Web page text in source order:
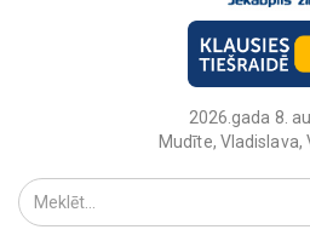
2026.gada 8.
Mudīte, Vladislava,